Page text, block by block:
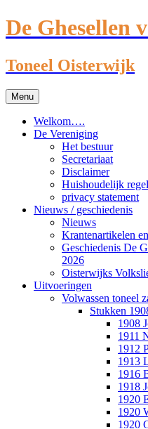
De Ghesellen
Toneel Oisterwijk
Menu Ga
naar
de
inhoud
Welkom….
De Vereniging
Het bestuur
Secretariaat
Disclaimer
Huishoudelijk
privacy statement
Nieuws / geschiedenis
Nieuws
Krantenartikelen
Geschiedenis De
2026
Oisterwijks
Uitvoeringen
Volwassen toneel
Stukken
1908
1911
1912
1913
1916
1918
1920
1920
1920